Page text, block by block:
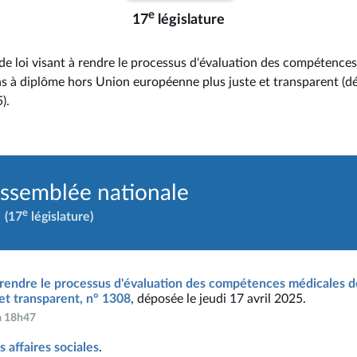
17e législature
loi visant à rendre le processus d'évaluation des
à diplôme hors Union européenne plus juste et transparent
nationale
(17e législature)
le processus d'évaluation des compétences médicales
transparent, n° 1308, déposée le jeudi 17 avril 2025.
18h47
affaires sociales.